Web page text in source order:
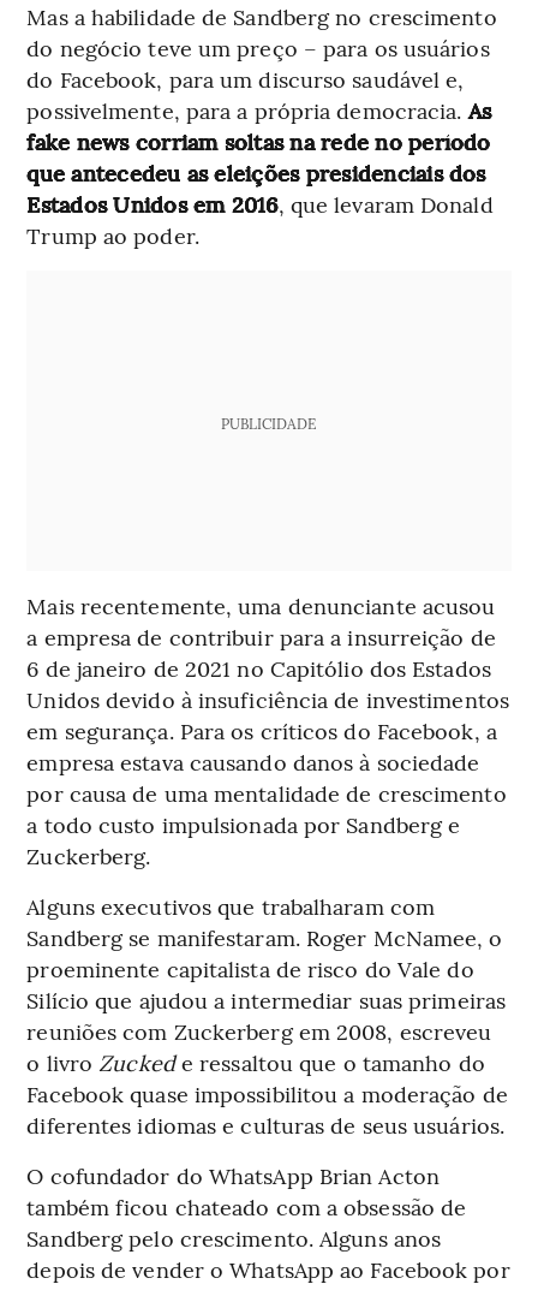
Mas a habilidade de Sandberg no crescimento
do negócio teve um preço – para os usuários
do Facebook, para um discurso saudável e,
possivelmente, para a própria democracia.As
fake news corriam soltas na rede no período
que antecedeu as eleições presidenciais dos
Estados Unidos em 2016, que levaram Donald
Trump ao poder.
PUBLICIDADE
Mais recentemente, uma denunciante acusou
a empresa de contribuir para a insurreição de
6 de janeiro de 2021 no Capitólio dos Estados
Unidos devido à insuficiência de investimentos
em segurança. Para os críticos do Facebook, a
empresa estava causando danos à sociedade
por causa de uma mentalidade de crescimento
a todo custo impulsionada por Sandberg e
Zuckerberg.
Alguns executivos que trabalharam com
Sandberg se manifestaram. Roger McNamee, o
proeminente capitalista de risco do Vale do
Silício que ajudou a intermediar suas primeiras
reuniões com Zuckerberg em 2008, escreveu
o livro Zuckede ressaltou que o tamanho do
Facebook quase impossibilitou a moderação de
diferentes idiomas e culturas de seus usuários.
O cofundador do WhatsApp Brian Acton
também ficou chateado com a obsessão de
Sandberg pelo crescimento. Alguns anos
depois de vender o WhatsApp ao Facebook por